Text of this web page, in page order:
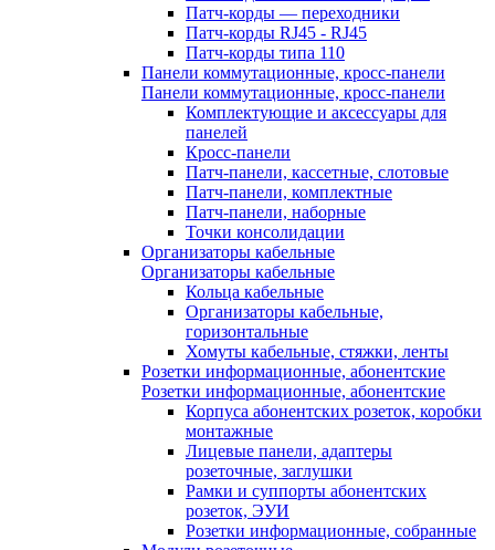
Патч-корды — переходники
Патч-корды RJ45 - RJ45
Патч-корды типа 110
Панели коммутационные, кросс-панели
Панели коммутационные, кросс-панели
Комплектующие и аксессуары для
панелей
Кросс-панели
Патч-панели, кассетные, слотовые
Патч-панели, комплектные
Патч-панели, наборные
Точки консолидации
Организаторы кабельные
Организаторы кабельные
Кольца кабельные
Организаторы кабельные,
горизонтальные
Хомуты кабельные, стяжки, ленты
Розетки информационные, абонентские
Розетки информационные, абонентские
Корпуса абонентских розеток, коробки
монтажные
Лицевые панели, адаптеры
розеточные, заглушки
Рамки и суппорты абонентских
розеток, ЭУИ
Розетки информационные, собранные